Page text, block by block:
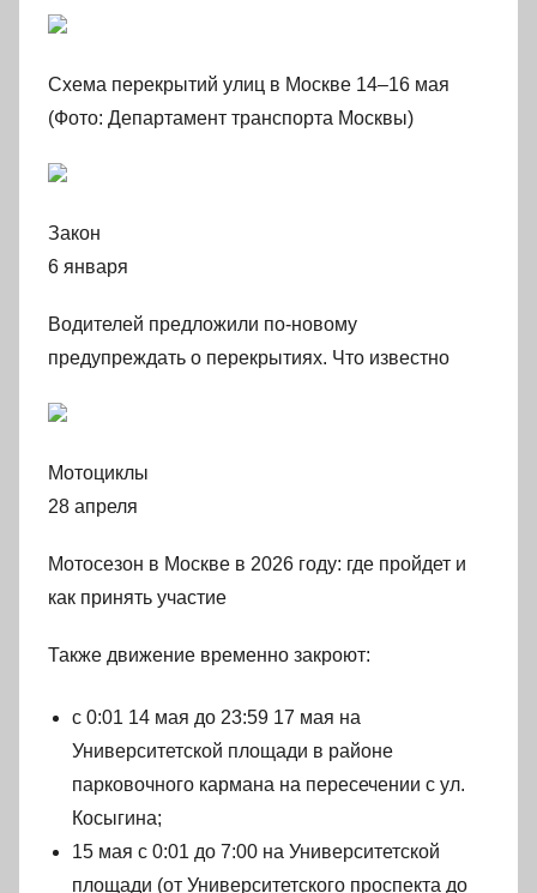
Схема перекрытий улиц в Москве 14–16 мая
(Фото: Департамент транспорта Москвы)
Закон
6 января
Водителей предложили по-новому
предупреждать о перекрытиях. Что известно
Мотоциклы
28 апреля
Мотосезон в Москве в 2026 году: где пройдет и
как принять участие
Также движение временно закроют:
с 0:01 14 мая до 23:59 17 мая на
Университетской площади в районе
парковочного кармана на пересечении с ул.
Косыгина;
15 мая с 0:01 до 7:00 на Университетской
площади (от Университетского проспекта до